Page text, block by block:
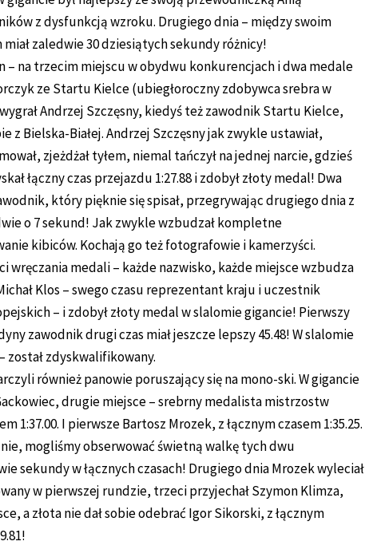
z dysfunkcją wzroku. Drugiego dnia – między swoim
zaledwie 30 dziesiątych sekundy różnicy!
– na trzecim miejscu w obydwu konkurencjach i dwa medale
ze Startu Kielce (ubiegłoroczny zdobywca srebra w
Andrzej Szczęsny, kiedyś też zawodnik Startu Kielce,
z Bielska-Białej. Andrzej Szczęsny jak zwykle ustawiał,
zjeżdżał tyłem, niemal tańczył na jednej narcie, gdzieś
łączny czas przejazdu 1:27.88 i zdobył złoty medal! Dwa
który pięknie się spisał, przegrywając drugiego dnia z
o 7 sekund! Jak zwykle wzbudzał kompletne
kibiców. Kochają go też fotografowie i kamerzyści.
wręczania medali – każde nazwisko, każde miejsce wzbudza
Klos – swego czasu reprezentant kraju i uczestnik
– i zdobył złoty medal w slalomie gigancie! Pierwszy
zawodnik drugi czas miał jeszcze lepszy 45.48! W slalomie
został zdyskwalifikowany.
również panowie poruszający się na mono-ski. W gigancie
drugie miejsce – srebrny medalista mistrzostw
1:37.00. I pierwsze Bartosz Mrozek, z łącznym czasem 1:35.25.
mogliśmy obserwować świetną walkę tych dwu
sekundy w łącznych czasach! Drugiego dnia Mrozek wyleciał
w pierwszej rundzie, trzeci przyjechał Szymon Klimza,
a złota nie dał sobie odebrać Igor Sikorski, z łącznym